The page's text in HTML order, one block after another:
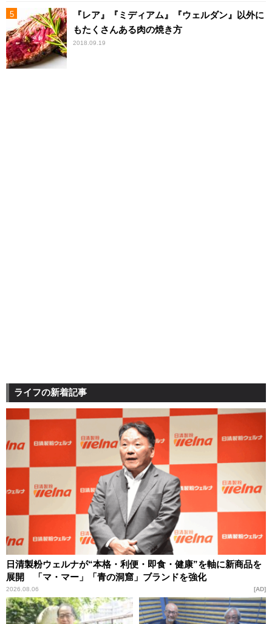
『レア』『ミディアム』『ウェルダン』以外に
もたくさんある肉の焼き方
2018.09.19
ライフの新着記事
日清製粉ウェルナが“本格・利便・即食・健康”を軸に新商品を
展開 「マ・マー」「青の洞窟」ブランドを強化
2026.08.06 AD